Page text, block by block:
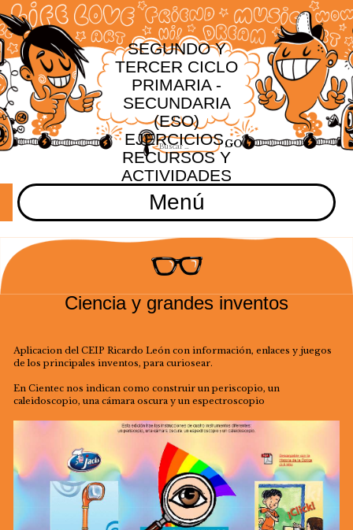
SEGUNDO Y
TERCER CICLO
PRIMARIA -
SECUNDARIA
(ESO)
EJERCICIOS,
RECURSOS Y
ACTIVIDADES
Menú
Ciencia y grandes inventos
Aplicacion del CEIP Ricardo León con información, enlaces y juegos
de los principales inventos, para curiosear.
En Cientec nos indican como construir un periscopio, un
caleidoscopio, una cámara oscura y un espectroscopio